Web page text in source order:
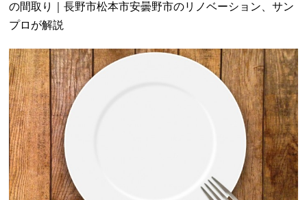
の間取り｜長野市松本市安曇野市のリノベーション、サン
プロが解説